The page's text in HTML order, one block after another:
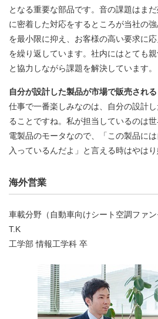
となる重要な部品です。音の課題はま
に密着した対応をするところが当社の
を最小限に抑え、お客様の高い要求に
を繰り返しています。社内にはとても
と協力しながら課題を解決しています。
自分が設計した製品が市場で販売される
仕事で一番楽しみなのは、自分の設計
ることですね。私が担当しているのは
電製品のモータなので、「この製品に
入っているんだよ」と言える時はやはり
海外営業
車載分野（自動車向けシート空調ファン
T.K
工学部 情報工学科 卒